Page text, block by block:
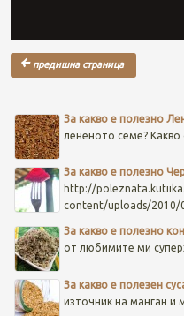
Post navigation
За какво е полезно
лененото семе?
За какво е полезно
http://
content/uploads/
За какво е полезно
от любимите ми
За какво е полезен
източник на манган и